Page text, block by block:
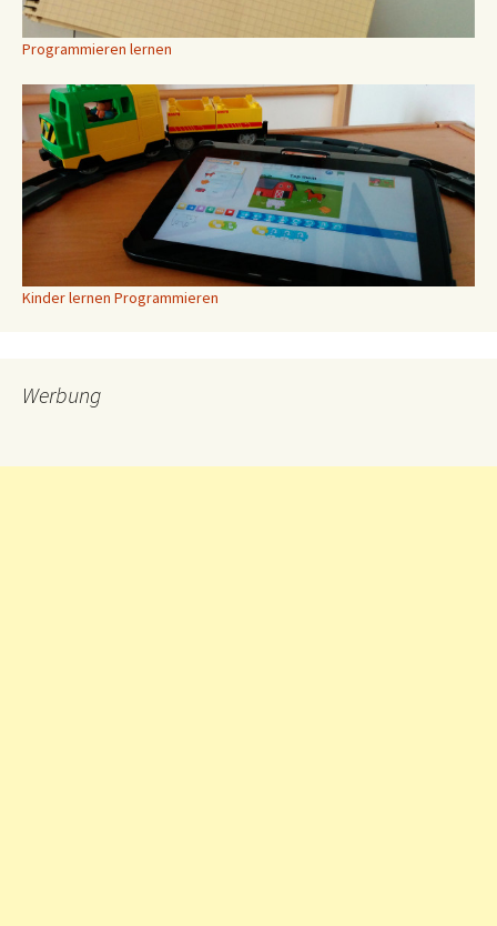
Programmieren lernen
Kinder lernen Programmieren
Werbung